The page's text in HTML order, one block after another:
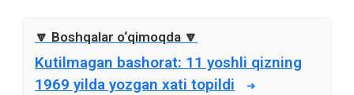
Kutilmagan bashorat: 11 yoshli qizning
1969 yilda yozgan xati topildi